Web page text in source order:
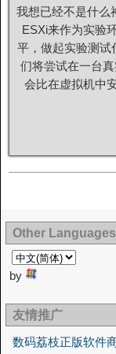
我想已经不是什么
ESXi来作为实验
平，做起实验测试
们将尝试在一台
会比在虚拟机中
Other Languages
by
友情推广
数码荔枝正版软件